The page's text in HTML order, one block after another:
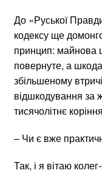
До «Руської
кодексу ще
принцип: майнова
повернуте, а
збільшеному
відшкодування за
тисячолітнє
– Чи є вже
Так, і я вітаю